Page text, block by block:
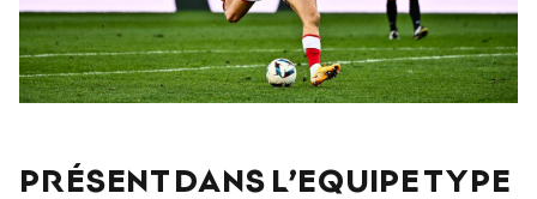
PRÉSENT DANS L’EQUIPE TYPE